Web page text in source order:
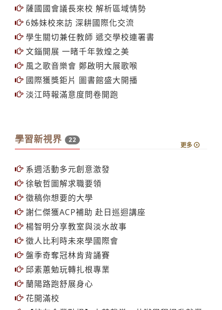
薩國國會議長來校 解析區域情勢
6姊妹校來訪 深耕國際化交流
學生關切兼任教師 遞交學校連署書
文錙開展 一睹千年敦煌之美
風之歌音樂會 鄭啟明大展歌喉
國際獲獎鉅片 圖書館盛大開播
淡江時報滿意度問卷開跑
學習新視界 22
更多
系週活動多元創意激發
徐敏哲圖解求職要領
徵稿你想要的大學
謝仁傑獲ACP補助 赴日巡迴講座
楊智明分享教室與淡水故事
徵人比利時未來學國際會
盤季奇奪冠林肯背誦賽
邱素蕙勉玩轉扎根專業
蘭陽路跑舒展身心
花開滿校